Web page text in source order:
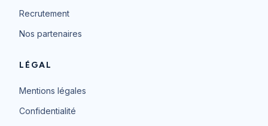
Recrutement
Nos partenaires
LÉGAL
Mentions légales
Confidentialité